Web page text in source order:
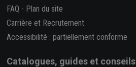
FAQ - Plan du site
Carrière et Recrutement
Accessibilité : partiellement conforme
Catalogues, guides et conseils